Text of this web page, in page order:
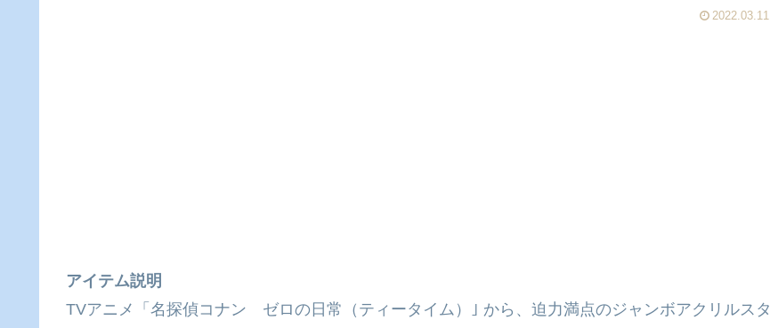
2022.03.11
アイテム説明
TVアニメ「名探偵コナン ゼロの日常（ティータイム）｣ から、迫力満点のジャンボアクリルスタ